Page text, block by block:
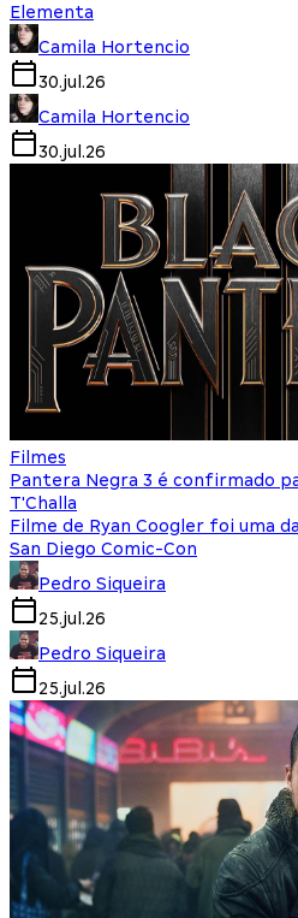
Elementa
Camila Hortencio
30.jul.26
Camila Hortencio
30.jul.26
Filmes
Pantera Negra 3 é confirmado
T'Challa
Filme de Ryan Coogler foi uma
San Diego Comic-Con
Pedro Siqueira
25.jul.26
Pedro Siqueira
25.jul.26